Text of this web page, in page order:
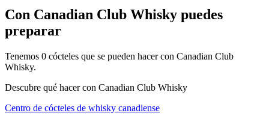
Con Canadian Club Whisky puedes
preparar
Tenemos 0 cócteles que se pueden hacer con Canadian Club
Whisky.
Descubre qué hacer con Canadian Club Whisky
Centro de cócteles de whisky canadiense